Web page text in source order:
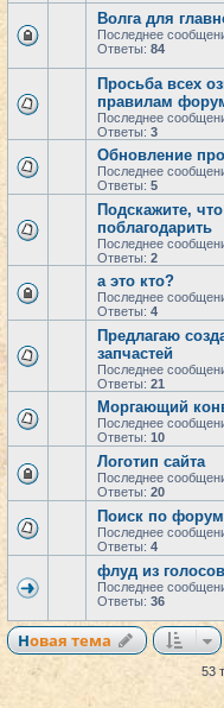
Волга для
Последнее
Ответы: 84
Просьба всех
правилам
Последнее
Ответы: 3
Обновление
Последнее
Ответы: 5
Подскажите,
поблагодарить
Последнее
Ответы: 2
а это кто?
Последнее
Ответы: 4
Предлагаю
запчастей
Последнее
Ответы: 21
Моргающий
Последнее
Ответы: 10
Логотип сайта
Последнее
Ответы: 20
Поиск по
Последнее
Ответы: 4
флуд из
Последнее
Ответы: 36
Новая тема
53